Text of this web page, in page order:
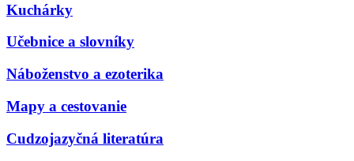
Kuchárky
Učebnice a slovníky
Náboženstvo a ezoterika
Mapy a cestovanie
Cudzojazyčná literatúra